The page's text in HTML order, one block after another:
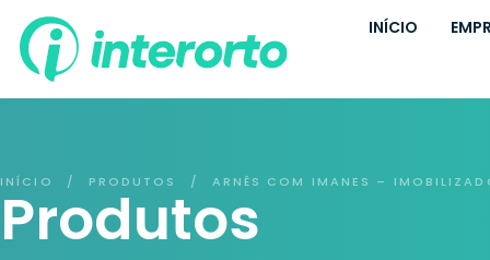
INÍCIO
INÍCIO / PRODUTOS / ARNÊS COM IMANES –
Produtos